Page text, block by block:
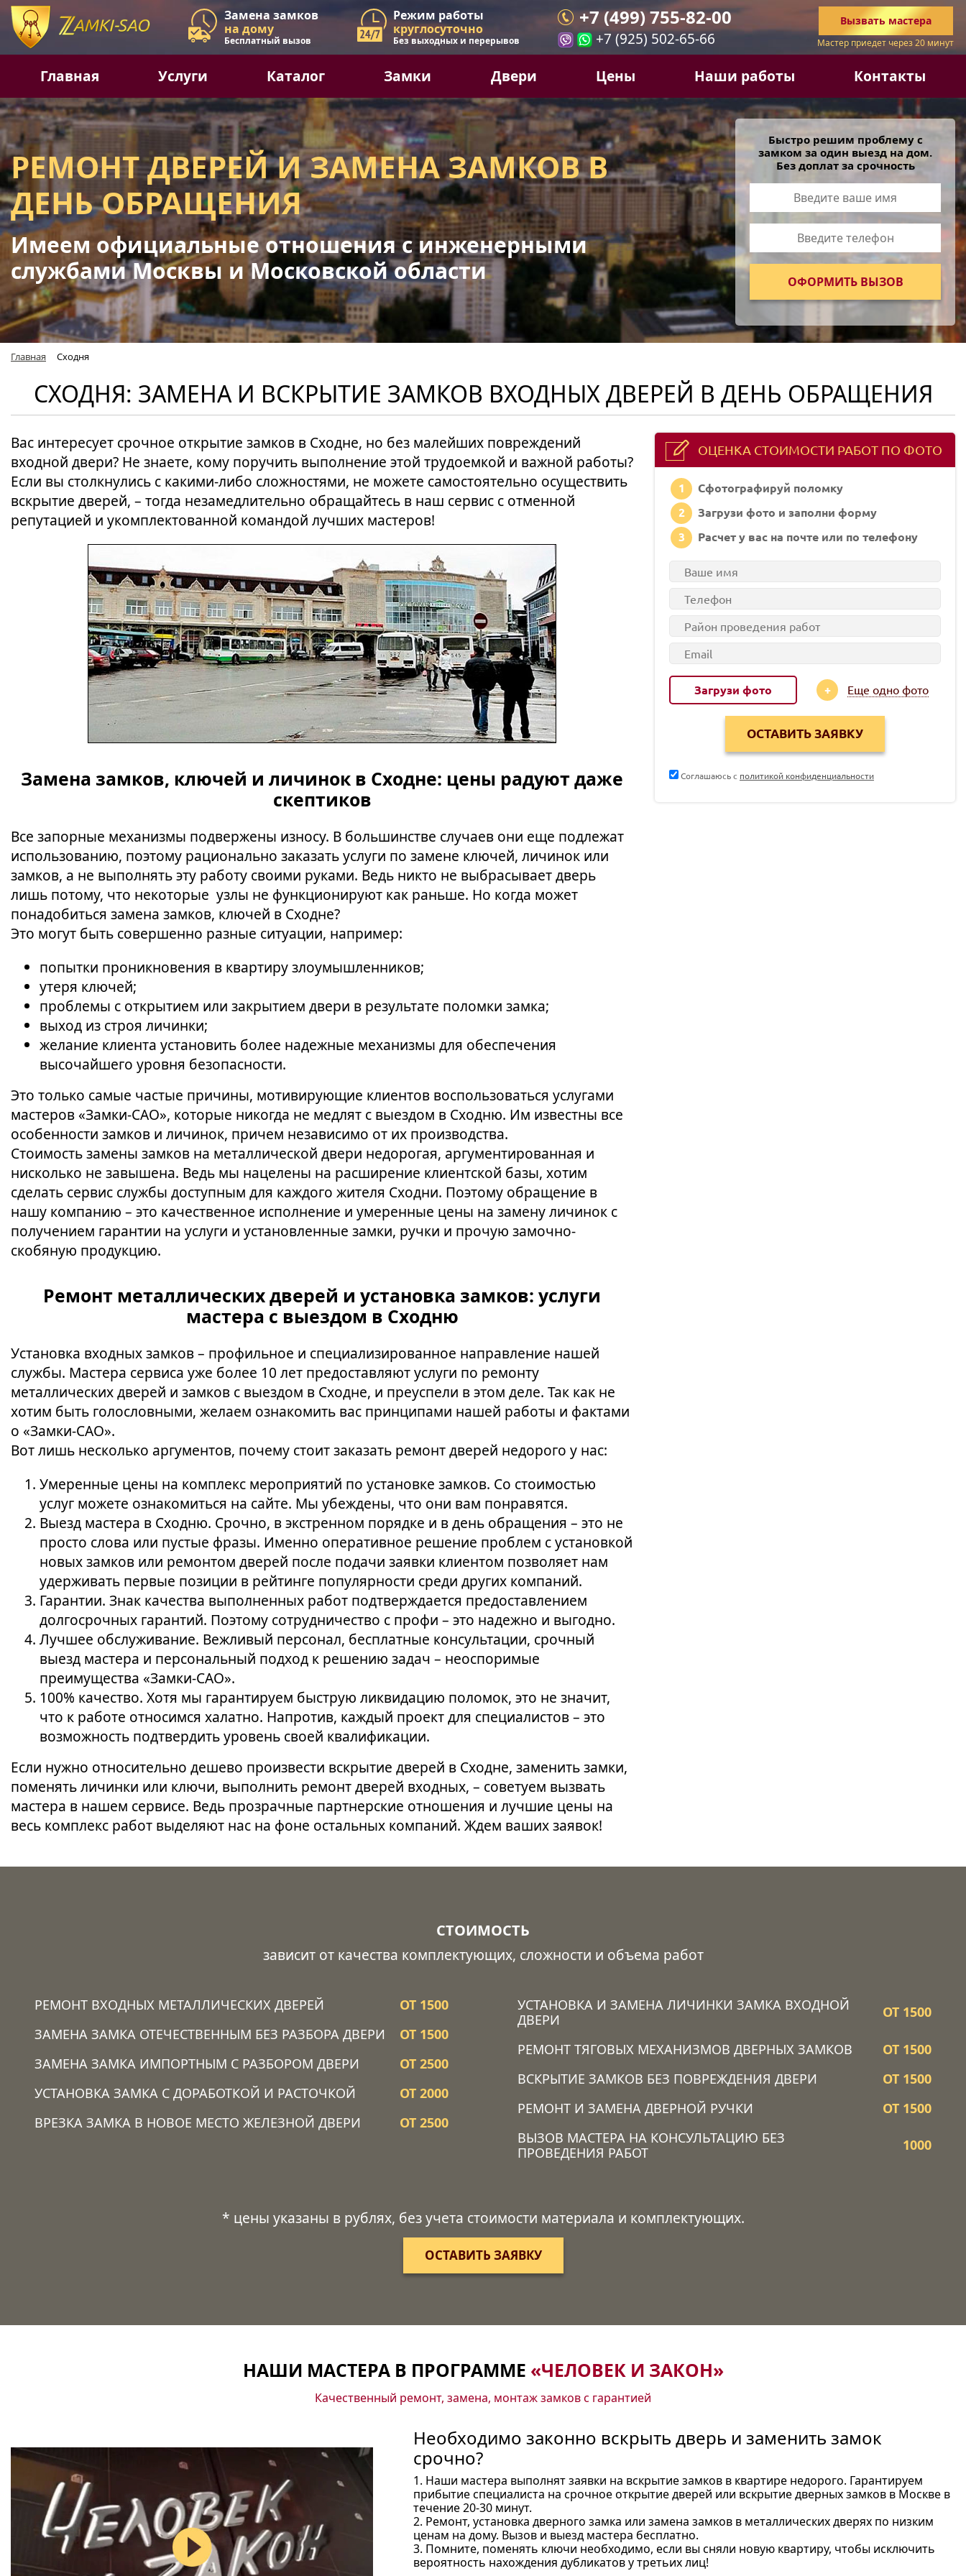
Замена замков
на дому
Бесплатный вызов
Режим работы
круглосуточно
Без выходных и перерывов
+7 (499) 755-82-00
+7 (925) 502-65-66
Вызвать мастера
Мастер приедет через 20 минут
Главная Услуги Каталог Замки Двери Цены Наши работы Контакты
РЕМОНТ ДВЕРЕЙ И ЗАМЕНА ЗАМКОВ В
ДЕНЬ ОБРАЩЕНИЯ
Имеем официальные отношения с инженерными
службами Москвы и Московской области
Быстро решим проблему с
замком за один выезд на дом.
Без доплат за срочность
Главная Сходня
СХОДНЯ: ЗАМЕНА И ВСКРЫТИЕ ЗАМКОВ ВХОДНЫХ ДВЕРЕЙ В ДЕНЬ ОБРАЩЕНИЯ
Вас интересует срочное открытие замков в Сходне, но без малейших повреждений
входной двери? Не знаете, кому поручить выполнение этой трудоемкой и важной работы?
Если вы столкнулись с какими-либо сложностями, не можете самостоятельно осуществить
вскрытие дверей, – тогда незамедлительно обращайтесь в наш сервис с отменной
репутацией и укомплектованной командой лучших мастеров!
Замена замков, ключей и личинок в Сходне: цены радуют даже
скептиков
Все запорные механизмы подвержены износу. В большинстве случаев они еще подлежат
использованию, поэтому рационально заказать услуги по замене ключей, личинок или
замков, а не выполнять эту работу своими руками. Ведь никто не выбрасывает дверь
лишь потому, что некоторые узлы не функционируют как раньше. Но когда может
понадобиться замена замков, ключей в Сходне?
Это могут быть совершенно разные ситуации, например:
попытки проникновения в квартиру злоумышленников;
утеря ключей;
проблемы с открытием или закрытием двери в результате поломки замка;
выход из строя личинки;
желание клиента установить более надежные механизмы для обеспечения
высочайшего уровня безопасности.
Это только самые частые причины, мотивирующие клиентов воспользоваться услугами
мастеров «Замки-САО», которые никогда не медлят с выездом в Сходню. Им известны все
особенности замков и личинок, причем независимо от их производства.
Стоимость замены замков на металлической двери недорогая, аргументированная и
нисколько не завышена. Ведь мы нацелены на расширение клиентской базы, хотим
сделать сервис службы доступным для каждого жителя Сходни. Поэтому обращение в
нашу компанию – это качественное исполнение и умеренные цены на замену личинок с
получением гарантии на услуги и установленные замки, ручки и прочую замочно-
скобяную продукцию.
Ремонт металлических дверей и установка замков: услуги
мастера с выездом в Сходню
Установка входных замков – профильное и специализированное направление нашей
службы. Мастера сервиса уже более 10 лет предоставляют услуги по ремонту
металлических дверей и замков с выездом в Сходне, и преуспели в этом деле. Так как не
хотим быть голословными, желаем ознакомить вас принципами нашей работы и фактами
о «Замки-САО».
Вот лишь несколько аргументов, почему стоит заказать ремонт дверей недорого у нас:
Умеренные цены на комплекс мероприятий по установке замков. Со стоимостью
услуг можете ознакомиться на сайте. Мы убеждены, что они вам понравятся.
Выезд мастера в Сходню. Срочно, в экстренном порядке и в день обращения – это не
просто слова или пустые фразы. Именно оперативное решение проблем с установкой
новых замков или ремонтом дверей после подачи заявки клиентом позволяет нам
удерживать первые позиции в рейтинге популярности среди других компаний.
Гарантии. Знак качества выполненных работ подтверждается предоставлением
долгосрочных гарантий. Поэтому сотрудничество с профи – это надежно и выгодно.
Лучшее обслуживание. Вежливый персонал, бесплатные консультации, срочный
выезд мастера и персональный подход к решению задач – неоспоримые
преимущества «Замки-САО».
100% качество. Хотя мы гарантируем быструю ликвидацию поломок, это не значит,
что к работе относимся халатно. Напротив, каждый проект для специалистов – это
возможность подтвердить уровень своей квалификации.
Если нужно относительно дешево произвести вскрытие дверей в Сходне, заменить замки,
поменять личинки или ключи, выполнить ремонт дверей входных, – советуем вызвать
мастера в нашем сервисе. Ведь прозрачные партнерские отношения и лучшие цены на
весь комплекс работ выделяют нас на фоне остальных компаний. Ждем ваших заявок!
ОЦЕНКА СТОИМОСТИ РАБОТ ПО ФОТО
1
Сфотографируй поломку
2
Загрузи фото и заполни форму
3
Расчет у вас на почте или по телефону
Загрузи фото Еще одно фото
Соглашаюсь с политикой конфиденциальности
СТОИМОСТЬ
зависит от качества комплектующих, сложности и объема работ
РЕМОНТ ВХОДНЫХ МЕТАЛЛИЧЕСКИХ ДВЕРЕЙ
ОТ 1500
ЗАМЕНА ЗАМКА ОТЕЧЕСТВЕННЫМ БЕЗ РАЗБОРА ДВЕРИ
ОТ 1500
ЗАМЕНА ЗАМКА ИМПОРТНЫМ С РАЗБОРОМ ДВЕРИ
ОТ 2500
УСТАНОВКА ЗАМКА C ДОРАБОТКОЙ И РАСТОЧКОЙ
ОТ 2000
ВРЕЗКА ЗАМКА В НОВОЕ МЕСТО ЖЕЛЕЗНОЙ ДВЕРИ
ОТ 2500
УСТАНОВКА И ЗАМЕНА ЛИЧИНКИ ЗАМКА ВХОДНОЙ
ДВЕРИ
ОТ 1500
РЕМОНТ ТЯГОВЫХ МЕХАНИЗМОВ ДВЕРНЫХ ЗАМКОВ
ОТ 1500
ВСКРЫТИЕ ЗАМКОВ БЕЗ ПОВРЕЖДЕНИЯ ДВЕРИ
ОТ 1500
РЕМОНТ И ЗАМЕНА ДВЕРНОЙ РУЧКИ
ОТ 1500
ВЫЗОВ МАСТЕРА НА КОНСУЛЬТАЦИЮ БЕЗ
ПРОВЕДЕНИЯ РАБОТ
1000
* цены указаны в рублях, без учета стоимости материала и комплектующих.
ОСТАВИТЬ ЗАЯВКУ
НАШИ МАСТЕРА В ПРОГРАММЕ «ЧЕЛОВЕК И ЗАКОН»
Качественный ремонт, замена, монтаж замков с гарантией
Необходимо законно вскрыть дверь и заменить замок
срочно?
1. Наши мастера выполнят заявки на вскрытие замков в квартире недорого. Гарантируем
прибытие специалиста на срочное открытие дверей или вскрытие дверных замков в Москве в
течение 20-30 минут.
2. Ремонт, установка дверного замка или замена замков в металлических дверях по низким
ценам на дому. Вызов и выезд мастера бесплатно.
3. Помните, поменять ключи необходимо, если вы сняли новую квартиру, чтобы исключить
вероятность нахождения дубликатов у третьих лиц!